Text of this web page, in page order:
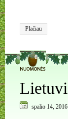
Plačiau
0
spalio 14, 2016